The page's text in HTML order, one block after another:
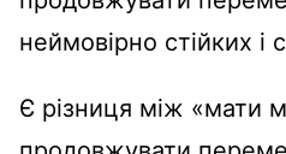
неймовірно стійких і
Є різниця між «мати